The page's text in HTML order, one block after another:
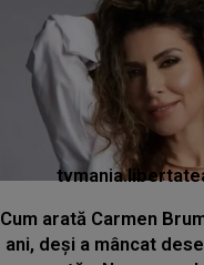
Cum arată Carmen
ani, deși a mâncat